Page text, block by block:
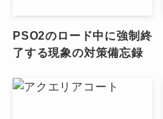
PSO2のロード中に強制終
了する現象の対策備忘録